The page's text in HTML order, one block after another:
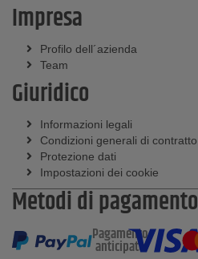
Impresa
Profilo dell´azienda
Team
Giuridico
Informazioni legali
Condizioni generali di contratto
Protezione dati
Impostazioni dei cookie
Metodi di pagamento
Pagamento
anticipato